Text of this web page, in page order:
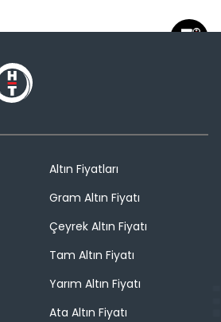
Altın Fiyatları
Gram Altın Fiyatı
Çeyrek Altın Fiyatı
Tam Altın Fiyatı
Yarım Altın Fiyatı
Ata Altın Fiyatı